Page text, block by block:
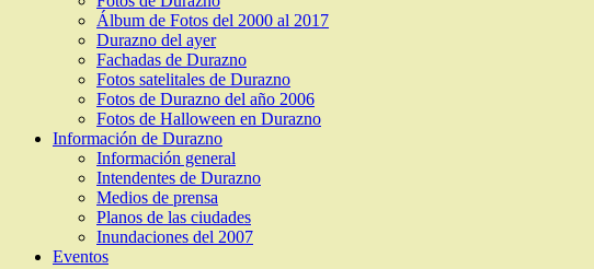
Álbum de Fotos del 2000 al 2017
Durazno del ayer
Fachadas de Durazno
Fotos satelitales de Durazno
Fotos de Durazno del año 2006
Fotos de Halloween en Durazno
Información de Durazno
Información general
Intendentes de Durazno
Medios de prensa
Planos de las ciudades
Inundaciones del 2007
Eventos